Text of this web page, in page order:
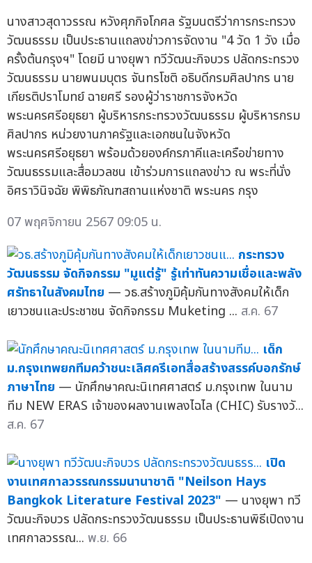
นางสาวสุดาวรรณ หวังศุภกิจโกศล รัฐมนตรีว่าการกระทรวง
วัฒนธรรม เป็นประธานแถลงข่าวการจัดงาน "4 วัด 1 วัง เมื่อ
ครั้งต้นกรุงฯ" โดยมี นางยุพา ทวีวัฒนะกิจบวร ปลัดกระทรวง
วัฒนธรรม นายพนมบุตร จันทรโชติ อธิบดีกรมศิลปากร นาย
เกียรติปราโมทย์ ฉายศรี รองผู้ว่าราชการจังหวัด
พระนครศรีอยุธยา ผู้บริหารกระทรวงวัฒนธรรม ผู้บริหารกรม
ศิลปากร หน่วยงานภาครัฐและเอกชนในจังหวัด
พระนครศรีอยุธยา พร้อมด้วยองค์กรภาคีและเครือข่ายทาง
วัฒนธรรมและสื่อมวลชน เข้าร่วมการแถลงข่าว ณ พระที่นั่ง
อิศราวินิจฉัย พิพิธภัณฑสถานแห่งชาติ พระนคร กรุง
07 พฤศจิกายน 2567 09:05 น.
กระทรวง
วัฒนธรรม จัดกิจกรรม "มูแต่รู้" รู้เท่าทันความเชื่อและพลัง
ศรัทธาในสังคมไทย — วธ.สร้างภูมิคุ้มกันทางสังคมให้เด็ก
เยาวชนและประชาชน จัดกิจกรรม Muketing ... ส.ค. 67
เด็ก
ม.กรุงเทพยกทีมคว้าชนะเลิศครีเอทสื่อสร้างสรรค์บอกรักษ์
ภาษาไทย — นักศึกษาคณะนิเทศศาสตร์ ม.กรุงเทพ ในนาม
ทีม NEW ERAS เจ้าของผลงานเพลงไฉไล (CHIC) รับรางวั...
ส.ค. 67
เปิด
งานเทศกาลวรรณกรรมนานาชาติ "Neilson Hays
Bangkok Literature Festival 2023" — นางยุพา ทวี
วัฒนะกิจบวร ปลัดกระทรวงวัฒนธรรม เป็นประธานพิธีเปิดงาน
เทศกาลวรรณ... พ.ย. 66